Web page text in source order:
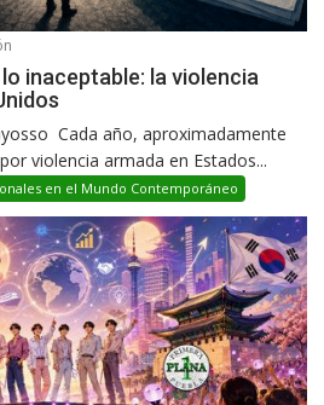
inaceptable: la violencia
Cada año, aproximadamente
violencia armada en Estados...
en el Mundo Contemporáneo